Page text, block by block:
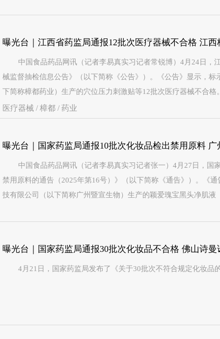
中国食品药品网讯（记者李易真实习记者常锐博）4月24日，
械监督抽检信息公告》（以下简称《公告》）。《公告》显示，
下简称樟都药业）生产的穴位压力刺激贴等12批次医疗器械不合格
医疗器械 / 樟都 / 药业
中国食品药品网讯（记者李易真实习记者张一）4月27日，国
禁用原料的通告（2025年第16号）》（以下简称《通告》）。《
技有限公司（以下简称广州暨宣生物）生产的颖爱瑰宝黑头净肌液
曝光台｜国家药监局通报30批次化妆品不合格 佛山诗
4月21日，国家药监局发布了《关于30批次不符合规定化妆品